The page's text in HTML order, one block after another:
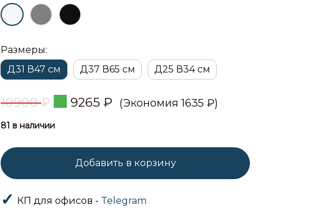
Размеры:
Д31 В47 см
Д37 В65 см Д25 В34 см
10900₽ 9265 ₽ (Экономия 1635 ₽)
81 в наличии
Добавить в корзину
КП для офисов - Telegram